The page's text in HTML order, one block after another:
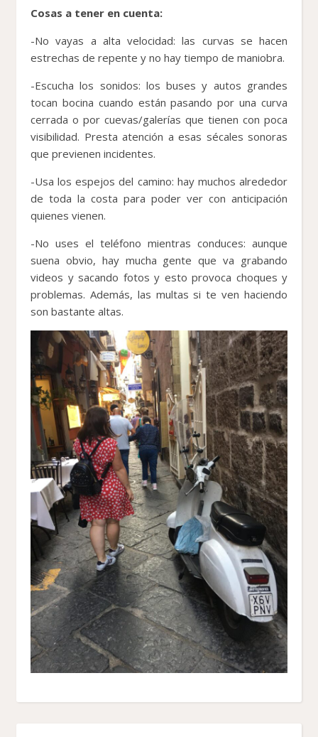
Cosas a tener en cuenta:
-No vayas a alta velocidad: las curvas se hacen
estrechas de repente y no hay tiempo de maniobra.
-Escucha los sonidos: los buses y autos grandes
tocan bocina cuando están pasando por una curva
cerrada o por cuevas/galerías que tienen con poca
visibilidad. Presta atención a esas sécales sonoras
que previenen incidentes.
-Usa los espejos del camino: hay muchos alrededor
de toda la costa para poder ver con anticipación
quienes vienen.
-No uses el teléfono mientras conduces: aunque
suena obvio, hay mucha gente que va grabando
videos y sacando fotos y esto provoca choques y
problemas. Además, las multas si te ven haciendo
son bastante altas.